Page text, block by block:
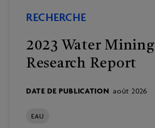
RECHERCHE
2023 Water Mining
Research Report
DATE DE PUBLICATION août 2026
EAU